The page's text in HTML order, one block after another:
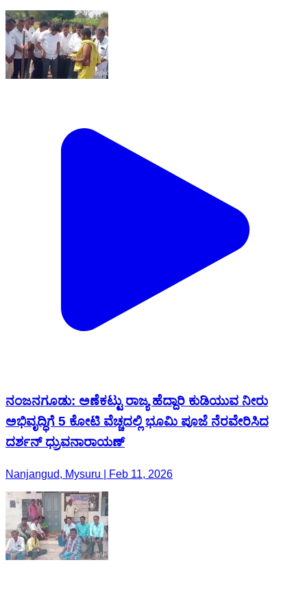
ನಂಜನಗೂಡು: ಅಣೆಕಟ್ಟು ರಾಜ್ಯ ಹೆದ್ದಾರಿ ಕುಡಿಯುವ ನೀರು
ಅಭಿವೃದ್ಧಿಗೆ 5 ಕೋಟಿ ವೆಚ್ಚದಲ್ಲಿ ಭೂಮಿ ಪೂಜೆ ನೆರವೇರಿಸಿದ
ದರ್ಶನ್ ಧ್ರುವನಾರಾಯಣ್
Nanjangud, Mysuru | Feb 11, 2026